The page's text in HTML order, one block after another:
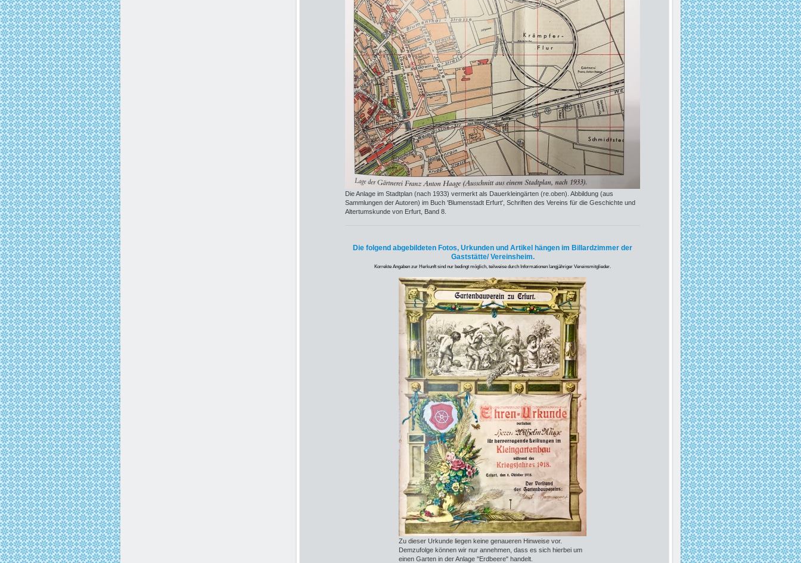
Die Anlage im Stadtplan (nach 1933) vermerkt als Dauerkleingärten (re.oben). Abbildung (aus
Sammlungen der Autoren) im Buch 'Blumenstadt Erfurt', Schriften des Vereins für die Geschichte und
Altertumskunde von Erfurt, Band 8.
Die folgend abgebildeten Fotos, Urkunden und Artikel hängen im Billardzimmer der
Gaststätte/ Vereinsheim.
Korrekte Angaben zur Herkunft sind nur bedingt möglich, teilweise durch Informationen langjähriger Vereinsmitglieder.
Zu dieser Urkunde liegen keine genaueren Hinweise vor.
Demzufolge können wir nur annehmen, dass es sich hierbei um
einen Garten in der Anlage "Erdbeere" handelt.